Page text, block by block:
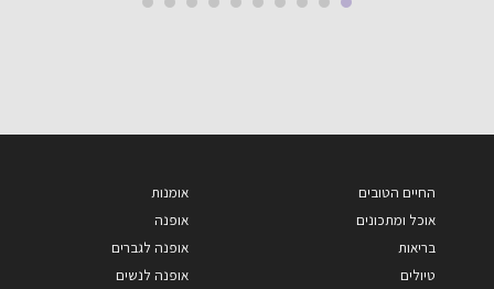
החיים הטובים
אוכל ומתכונים
בריאות
טיולים
אומנות
אופנה
אופנה לגברים
אופנה לנשים